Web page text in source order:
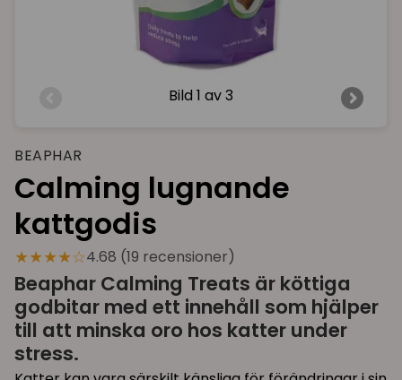
Bild 1 av 3
BEAPHAR
Calming lugnande
kattgodis
★★★★☆4.68 (19 recensioner)
Beaphar Calming Treats är köttiga
godbitar med ett innehåll som hjälper
till att minska oro hos katter under
stress.